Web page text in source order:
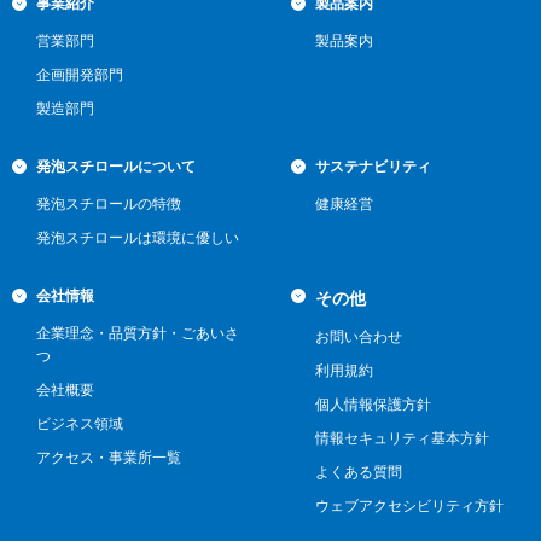
事業紹介
営業部門
企画開発部門
製造部門
製品案内
製品案内
発泡スチロールについて
発泡スチロールの特徴
発泡スチロールは環境に優しい
サステナビリティ
健康経営
会社情報
企業理念・品質方針・ごあいさ
つ
会社概要
ビジネス領域
アクセス・事業所一覧
その他
お問い合わせ
利用規約
個人情報保護方針
情報セキュリティ基本方針
よくある質問
ウェブアクセシビリティ方針